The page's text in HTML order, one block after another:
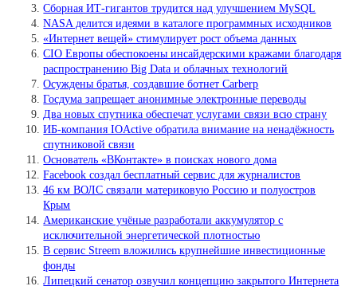
Сборная ИТ-гигантов трудится над улучшением MySQL
NASA делится идеями в каталоге программных исходников
«Интернет вещей» стимулирует рост объема данных
CIO Европы обеспокоены инсайдерскими кражами благодаря
распространению Big Data и облачных технологий
Осуждены братья, создавшие ботнет Carberp
Госдума запрещает анонимные электронные переводы
Два новых спутника обеспечат услугами связи всю страну
ИБ-компания IOActive обратила внимание на ненадёжность
спутниковой связи
Основатель «ВКонтакте» в поисках нового дома
Facebook создал бесплатный сервис для журналистов
46 км ВОЛС связали материковую Россию и полуостров
Крым
Американские учёные разработали аккумулятор с
исключительной энергетической плотностью
В сервис Streem вложились крупнейшие инвестиционные
фонды
Липецкий сенатор озвучил концепцию закрытого Интернета